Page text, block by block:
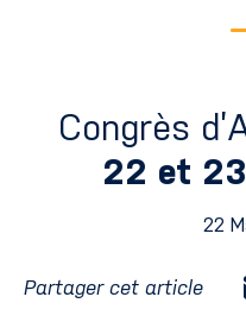
Congrès
22 et
22
Partager cet article